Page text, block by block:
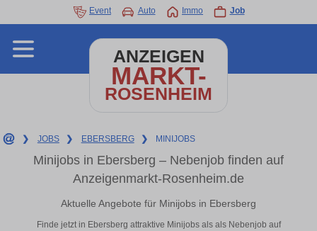
Event Auto Immo Job
ANZEIGEN
MARKT-
ROSENHEIM
❯ JOBS ❯ EBERSBERG ❯ MINIJOBS
Minijobs in Ebersberg – Nebenjob finden auf
Anzeigenmarkt-Rosenheim.de
Aktuelle Angebote für Minijobs in Ebersberg
Finde jetzt in Ebersberg attraktive Minijobs als als Nebenjob auf